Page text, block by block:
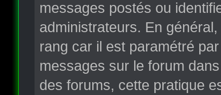
messages postés ou
administrateurs. En
rang car il est paramétré
messages sur le forum
des forums, cette pratique